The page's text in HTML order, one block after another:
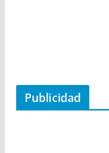
Publicidad